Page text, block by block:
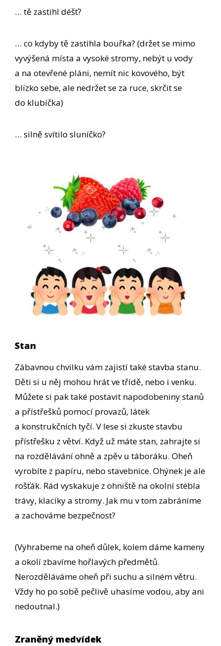
… tě zastihl déšť?
… co kdyby tě zastihla bouřka? (držet se mimo
vyvýšená místa a vysoké stromy, nebýt u vody
a na otevřené pláni, nemít nic kovového, být
blízko sebe, ale nedržet se za ruce, skrčit se
do klubíčka)
… silně svítilo sluníčko?
Stan
Zábavnou chvilku vám zajistí také stavba stanu.
Děti si u něj mohou hrát ve třídě, nebo i venku.
Můžete si pak také postavit napodobeniny stanů
a přístřešků pomocí provazů, látek
a konstrukčních tyčí. V lese si zkuste stavbu
přístřešku z větví. Když už máte stan, zahrajte si
na rozdělávání ohně a zpěv u táboráku. Oheň
vyrobíte z papíru, nebo stavebnice. Ohýnek je ale
rošťák. Rád vyskakuje z ohniště na okolní stébla
trávy, klacíky a stromy. Jak mu v tom zabráníme
a zachováme bezpečnost?
(Vyhrabeme na oheň důlek, kolem dáme kameny
a okolí zbavíme hořlavých předmětů.
Nerozděláváme oheň při suchu a silném větru.
Vždy ho po sobě pečlivě uhasíme vodou, aby ani
nedoutnal.)
Zraněný medvídek